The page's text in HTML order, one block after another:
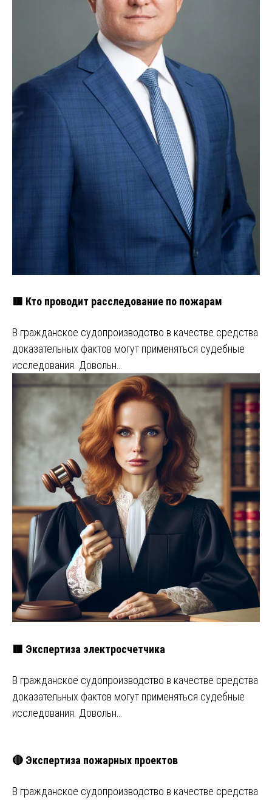
🟥 Кто проводит расследование по пожарам
В гражданское судопроизводство в качестве средства
доказательных фактов могут применяться судебные
исследования. Довольн…
🟥 Экспертиза электросчетчика
В гражданское судопроизводство в качестве средства
доказательных фактов могут применяться судебные
исследования. Довольн…
🔴 Экспертиза пожарных проектов
В гражданское судопроизводство в качестве средства